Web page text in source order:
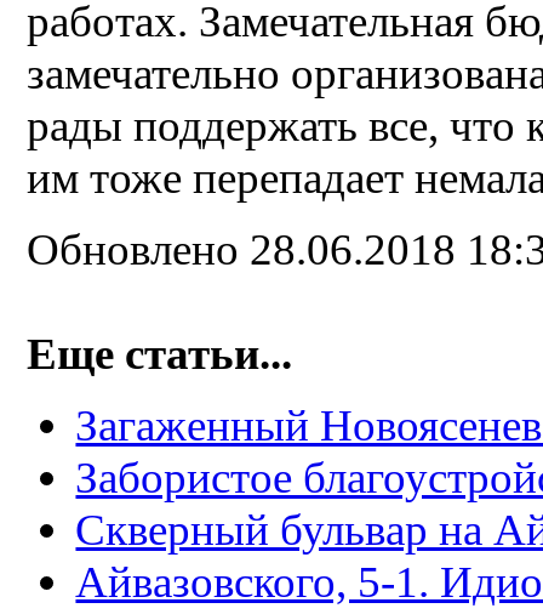
работах. Замечательная
замечательно
рады поддержать все, что
им тоже перепадает
Обновлено 28.06.2018
Еще статьи...
Загаженный
Забористое
Скверный бульвар на
Айвазовского, 5-1.